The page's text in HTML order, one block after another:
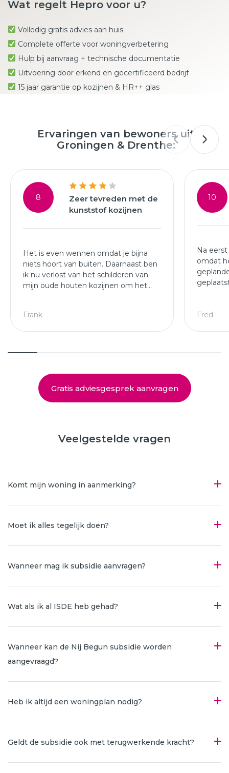
Wat regelt Hepro voor u?
Volledig gratis advies aan huis
Complete offerte voor woningverbetering
Hulp bij aanvraag + technische documentatie
Uitvoering door erkend en gecertificeerd bedrijf
15 jaar garantie op kozijnen & HR++ glas
Ervaringen van bewoners uit
Groningen & Drenthe:
8
Zeer tevreden met de
kunststof kozijnen
Het is even wennen omdat je bijna
niets hoort van buiten. Daarnaast ben
ik nu verlost van het schilderen van
mijn oude houten kozijnen om het
deuren hebben geplaatst.
Frank
10
Na
omdat
Fred
Gratis adviesgesprek aanvragen
Veelgestelde vragen
Komt mijn woning in aanmerking?
Moet ik alles tegelijk doen?
Wanneer mag ik subsidie aanvragen?
Wat als ik al ISDE heb gehad?
Wanneer kan de Nij Begun subsidie worden
aangevraagd?
Heb ik altijd een woningplan nodig?
Geldt de subsidie ook met terugwerkende kracht?